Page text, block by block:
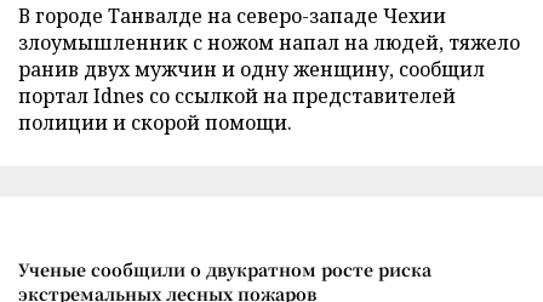
В городе Танвалде на северо-западе Чехии
злоумышленник с ножом напал на людей, тяжело
ранив двух мужчин и одну женщину, сообщил
портал Idnes со ссылкой на представителей
полиции и скорой помощи.
Ученые сообщили о двукратном росте риска
экстремальных лесных пожаров